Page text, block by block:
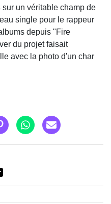
un véritable champ de
single pour le rappeur
depuis "Fire
du projet faisait
avec la photo d'un char